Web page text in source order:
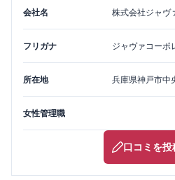
会社名 株式会社ジャヴ
フリガナ ジャヴァコーポ
所在地 兵庫県神戸市中
女性管理職
口コミを投